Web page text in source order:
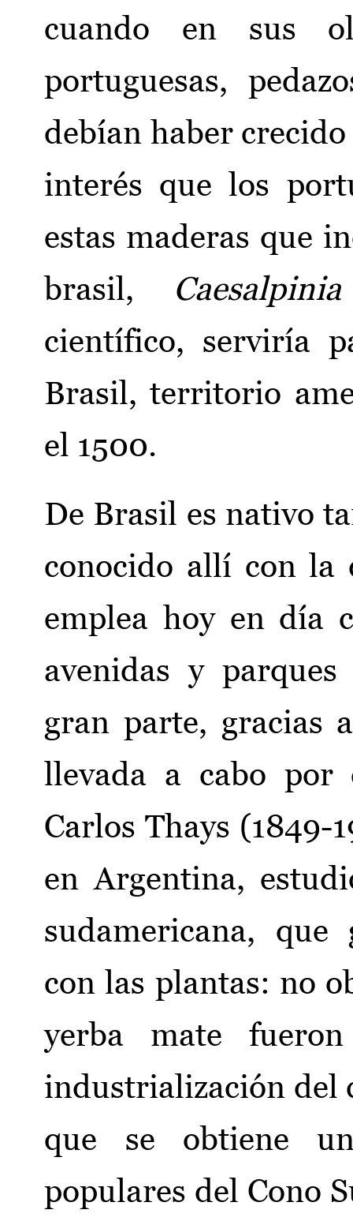
cuando en sus
portuguesas,
debían haber
interés que los
estas maderas que
brasil,
científico, serviría
Brasil, territorio
el 1500.
De Brasil es nativo
conocido allí con la
emplea hoy en día
avenidas y
gran parte, gracias
llevada a cabo por
Carlos Thays (1849-
en Argentina,
sudamericana, que
con las plantas: no
yerba mate
industrialización del
que se obtiene
populares del Cono